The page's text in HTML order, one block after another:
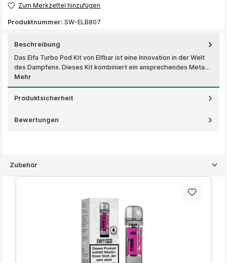
Zum Merkzettel hinzufügen
Produktnummer: SW-ELB807
Beschreibung
Das Elfa Turbo Pod Kit von Elfbar ist eine Innovation in der Welt
des Dampfens. Dieses Kit kombiniert ein ansprechendes Meta…
Mehr
Produktsicherheit
Bewertungen
Zubehör
Produktgalerie überspringen